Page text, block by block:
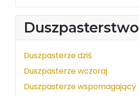
Duszpasterstwo
Duszpasterze dziś
Duszpasterze wczoraj
Duszpasterze wspomagający